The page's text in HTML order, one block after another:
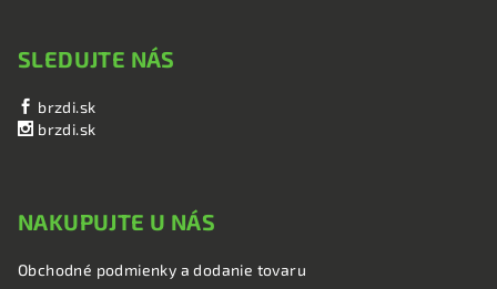
SLEDUJTE NÁS
brzdi.sk
brzdi.sk
NAKUPUJTE U NÁS
Obchodné podmienky a dodanie tovaru